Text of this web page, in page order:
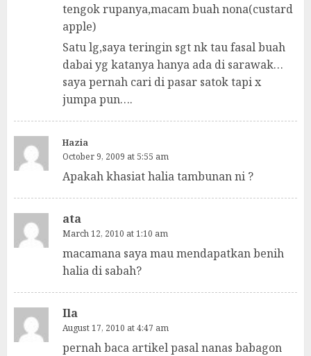
tengok rupanya,macam buah nona(custard
apple)
Satu lg,saya teringin sgt nk tau fasal buah
dabai yg katanya hanya ada di sarawak…
saya pernah cari di pasar satok tapi x
jumpa pun….
Hazia
October 9, 2009 at 5:55 am
Apakah khasiat halia tambunan ni ?
ata
March 12, 2010 at 1:10 am
macamana saya mau mendapatkan benih
halia di sabah?
Ila
August 17, 2010 at 4:47 am
pernah baca artikel pasal nanas babagon